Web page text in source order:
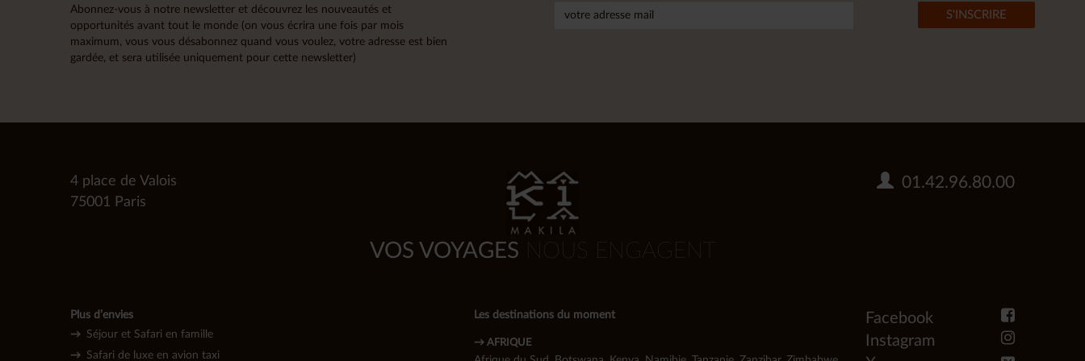
Abonnez-vous à notre newsletter et découvrez les nouveautés et
opportunités avant tout le monde (on vous écrira une fois par mois
maximum, vous vous désabonnez quand vous voulez, votre adresse est bien
gardée, et sera utilisée uniquement pour cette newsletter)
VOS VOYAGES NOUS ENGAGENT
4 place de Valois
75001 Paris
01.42.96.80.00
Plus d’envies
→ Séjour et Safari en famille
→ Safari de luxe en avion taxi
Les destinations du moment
→ AFRIQUE
Facebook
Instagram